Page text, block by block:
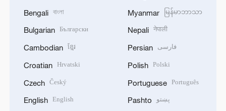
Bengali বাংলা
Bulgarian Български
Cambodian ខ្មែរ
Croatian Hrvatski
Czech Český
English English
Myanmar မြန်မာဘာသာ
Nepali नेपाली
Persian فارسی
Polish Polski
Portuguese Português
Pashto پښتو